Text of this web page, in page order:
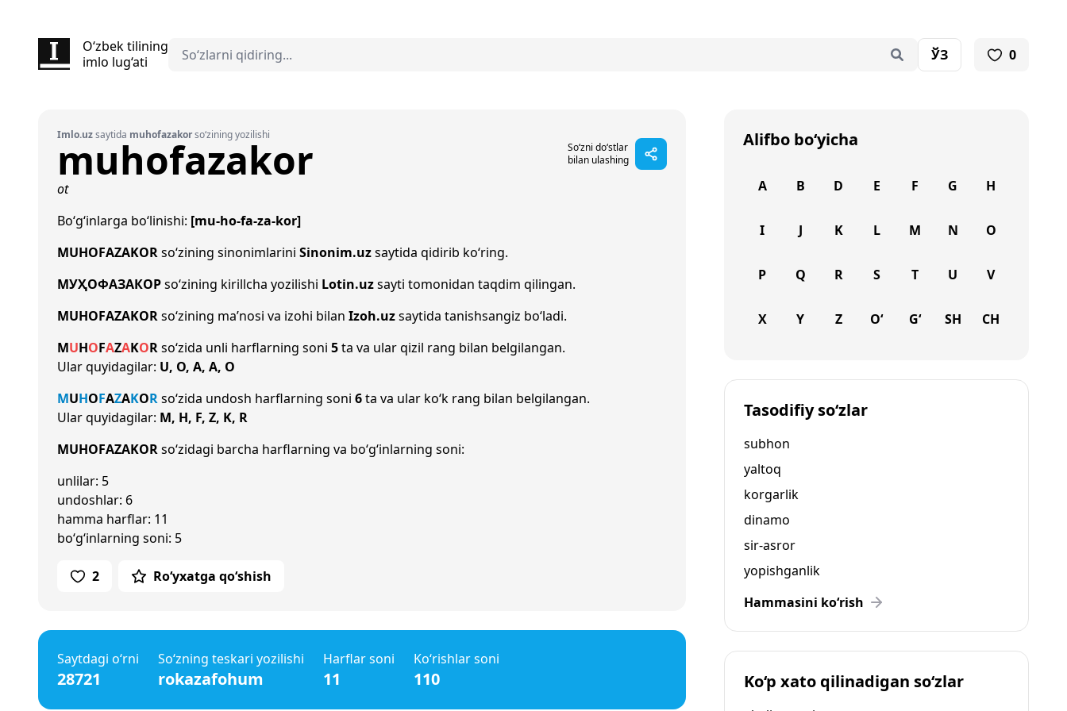
O‘zbek tilining
imlo lug‘ati
ЎЗ 0
Imlo.uzsaytida muhofazakorso‘zining yozilishi
muhofazakor
So‘zni do‘stlar
bilan ulashing
ot
Bo‘g‘inlarga bo‘linishi: [mu-ho-fa-za-kor]
MUHOFAZAKORso‘zining sinonimlarini Sinonim.uzsaytida qidirib ko‘ring.
МУҲОФАЗАКОРso‘zining kirillcha yozilishi Lotin.uzsayti tomonidan taqdim qilingan.
MUHOFAZAKORso‘zining ma’nosi va izohi bilan Izoh.uzsaytida tanishsangiz bo‘ladi.
MUHOFAZAKORso‘zida unli harflarning soni 5ta va ular qizil rang bilan belgilangan.
Ular quyidagilar: U, O, A, A, O
MUHOFAZAKORso‘zida undosh harflarning soni 6ta va ular ko‘k rang bilan belgilangan.
Ular quyidagilar: M, H, F, Z, K, R
MUHOFAZAKORso‘zidagi barcha harflarning va bo‘g‘inlarning soni:
unlilar: 5
undoshlar: 6
hamma harflar: 11
bo‘g‘inlarning soni: 5
2 Ro‘yxatga qo‘shish
Saytdagi o‘rni
28721
So‘zning teskari yozilishi
rokazafohum
Harflar soni
11
Ko‘rishlar soni
110
Alifbo bo‘yicha
A B D E F G H
I J K L M N O
P Q R S T U V
X Y Z O‘ G‘ SH CH
Tasodifiy so‘zlar
subhon
yaltoq
korgarlik
dinamo
sir-asror
yopishganlik
Hammasini ko‘rish
Ko‘p xato qilinadigan so‘zlar